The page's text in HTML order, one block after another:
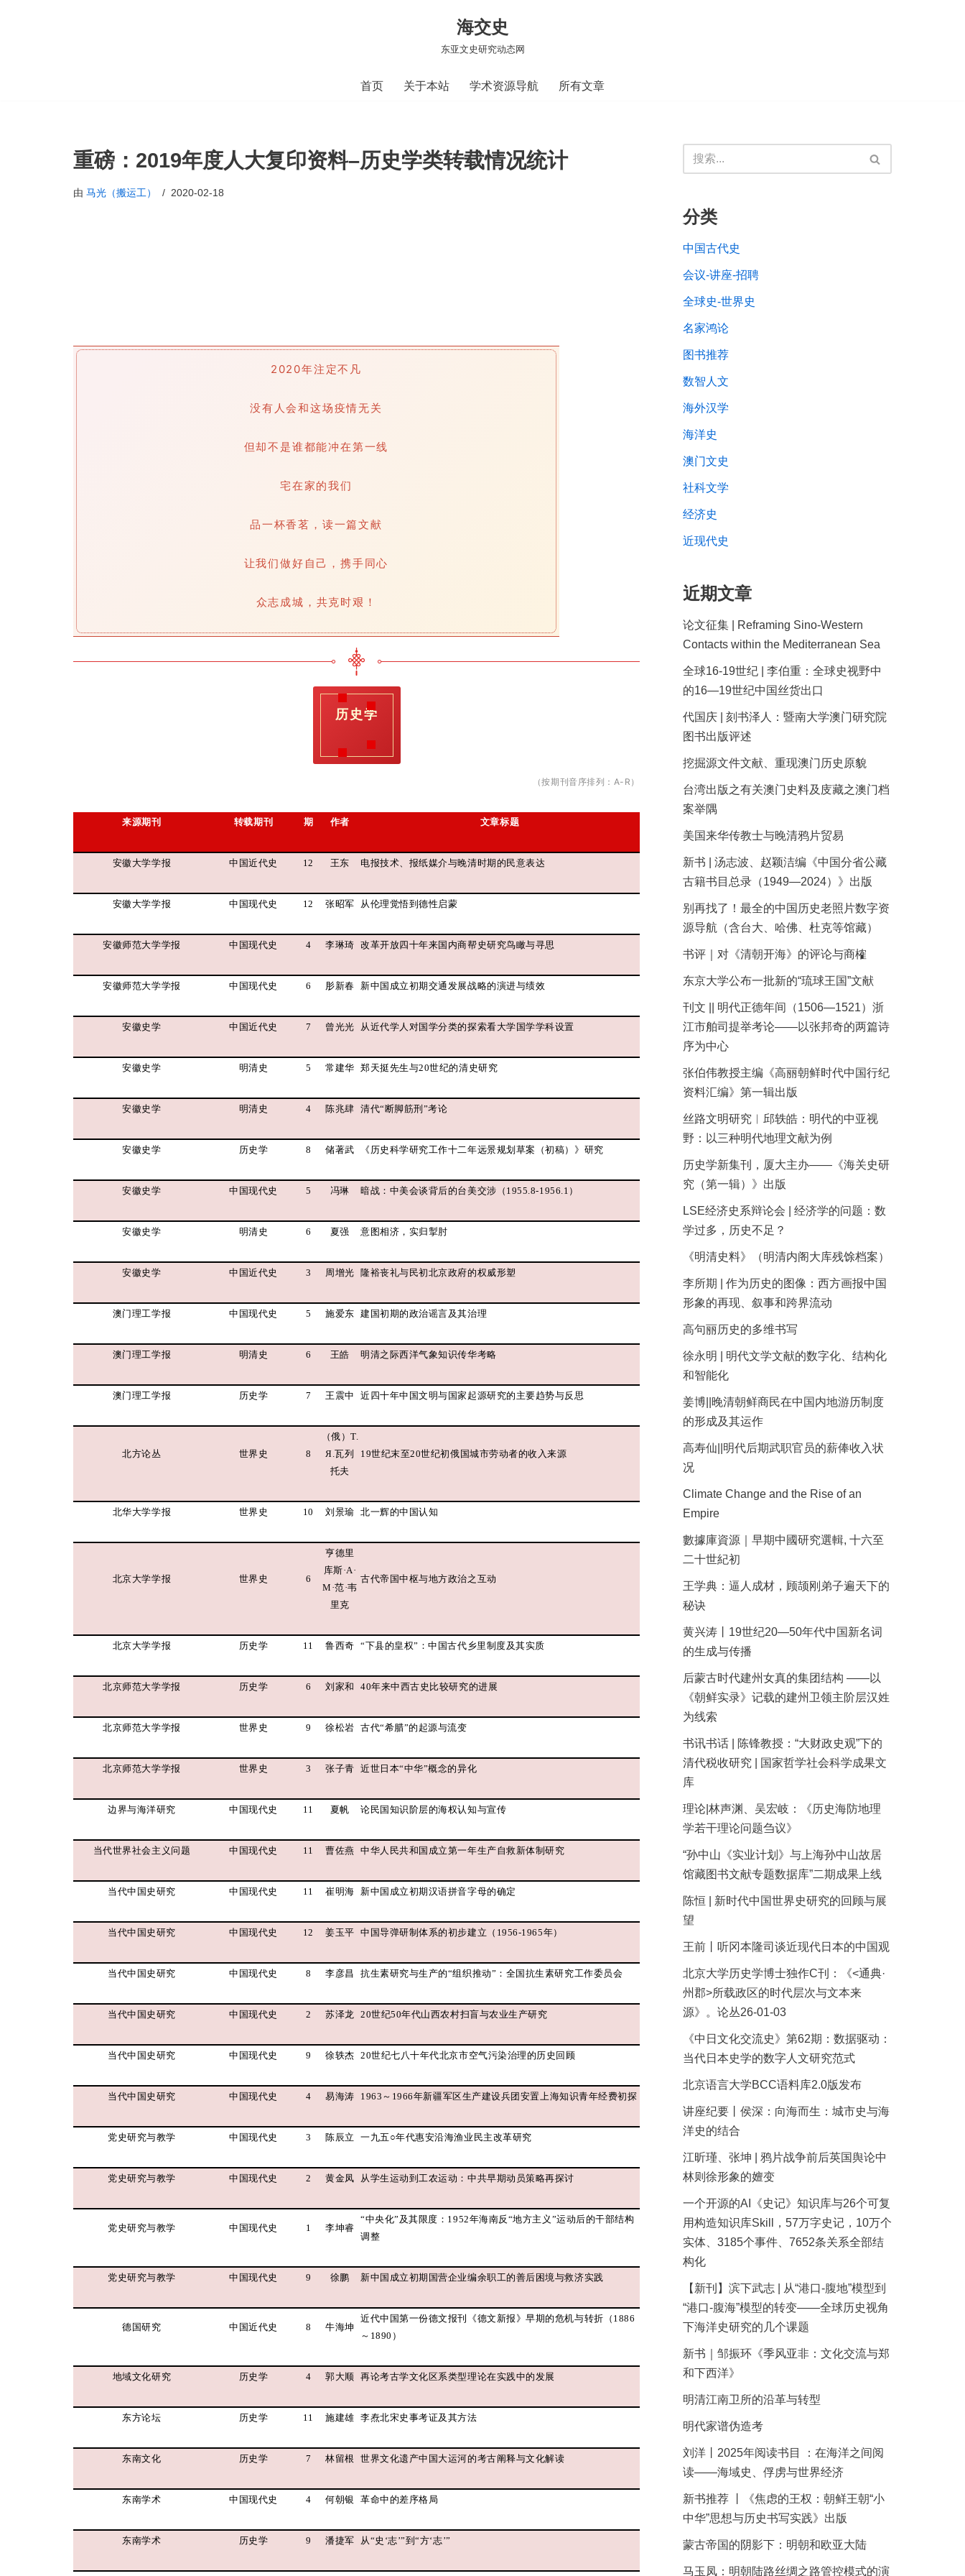
海交史
东亚文史研究动态网
首页 关于本站 学术资源导航 所有文章
重磅：2019年度人大复印资料–历史学类转载情况统计
由 马光（搬运工） 2020-02-18
2020年注定不凡
没有人会和这场疫情无关
但却不是谁都能冲在第一线
宅在家的我们
品一杯香茗，读一篇文献
让我们做好自己，携手同心
众志成城，共克时艰！
历史学
（按期刊音序排列：A-R）
来源期刊 转载期刊 期 作者 文章标题
安徽大学学报 中国近代史 12 王东 电报技术、报纸媒介与晚清时期的民意表达
安徽大学学报 中国现代史 12 张昭军 从伦理觉悟到德性启蒙
安徽师范大学学报 中国现代史 4 李琳琦 改革开放四十年来国内商帮史研究鸟瞰与寻思
安徽师范大学学报 中国现代史 6 肜新春 新中国成立初期交通发展战略的演进与绩效
安徽史学 中国近代史 7 曾光光 从近代学人对国学分类的探索看大学国学学科设置
安徽史学 明清史 5 常建华 郑天挺先生与20世纪的清史研究
安徽史学 明清史 4 陈兆肆 清代“断脚筋刑”考论
安徽史学 历史学 8 储著武 《历史科学研究工作十二年远景规划草案（初稿）》研究
安徽史学 中国现代史 5 冯琳 暗战：中美会谈背后的台美交涉（1955.8-1956.1）
安徽史学 明清史 6 夏强 意图相济，实归掣肘
安徽史学 中国近代史 3 周增光 隆裕丧礼与民初北京政府的权威形塑
澳门理工学报 中国现代史 5 施爱东 建国初期的政治谣言及其治理
澳门理工学报 明清史 6 王皓 明清之际西洋气象知识传华考略
澳门理工学报 历史学 7 王震中 近四十年中国文明与国家起源研究的主要趋势与反思
北方论丛 世界史 8
（俄）Т.
Я.瓦列
托夫
19世纪末至20世纪初俄国城市劳动者的收入来源
北华大学学报 世界史 10 刘景瑜 北一辉的中国认知
北京大学学报 世界史 6
亨德里
库斯·A·
M·范·韦
里克
古代帝国中枢与地方政治之互动
北京大学学报 历史学 11 鲁西奇 “下县的皇权”：中国古代乡里制度及其实质
北京师范大学学报 历史学 6 刘家和 40年来中西古史比较研究的进展
北京师范大学学报 世界史 9 徐松岩 古代“希腊”的起源与流变
北京师范大学学报 世界史 3 张子青 近世日本“中华”概念的异化
边界与海洋研究 中国现代史 11 夏帆 论民国知识阶层的海权认知与宣传
当代世界社会主义问题 中国现代史 11 曹佐燕 中华人民共和国成立第一年生产自救新体制研究
当代中国史研究 中国现代史 11 崔明海 新中国成立初期汉语拼音字母的确定
当代中国史研究 中国现代史 12 姜玉平 中国导弹研制体系的初步建立（1956-1965年）
当代中国史研究 中国现代史 8 李彦昌 抗生素研究与生产的“组织推动”：全国抗生素研究工作委员会
当代中国史研究 中国现代史 2 苏泽龙 20世纪50年代山西农村扫盲与农业生产研究
当代中国史研究 中国现代史 9 徐轶杰 20世纪七八十年代北京市空气污染治理的历史回顾
当代中国史研究 中国现代史 4 易海涛 1963～1966年新疆军区生产建设兵团安置上海知识青年经费初探
党史研究与教学 中国现代史 3 陈辰立 一九五○年代惠安沿海渔业民主改革研究
党史研究与教学 中国现代史 2 黄金凤 从学生运动到工农运动：中共早期动员策略再探讨
党史研究与教学 中国现代史 1 李坤睿
“中央化”及其限度：1952年海南反“地方主义”运动后的干部结构
调整
党史研究与教学 中国现代史 9 徐鹏 新中国成立初期国营企业编余职工的善后困境与救济实践
德国研究 中国近代史 8 牛海坤
近代中国第一份德文报刊《德文新报》早期的危机与转折（1886
～1890）
地域文化研究 历史学 4 郭大顺 再论考古学文化区系类型理论在实践中的发展
东方论坛 历史学 11 施建雄 李焘北宋史事考证及其方法
东南文化 历史学 7 林留根 世界文化遗产中国大运河的考古阐释与文化解读
东南学术 中国现代史 4 何朝银 革命中的差序格局
东南学术 历史学 9 潘捷军 从“史‘志’”到“方‘志’”
分类
中国古代史
会议-讲座-招聘
全球史-世界史
名家鸿论
图书推荐
数智人文
海外汉学
海洋史
澳门文史
社科文学
经济史
近现代史
近期文章
论文征集 | Reframing Sino-Western
Contacts within the Mediterranean Sea
全球16-19世纪 | 李伯重：全球史视野中
的16—19世纪中国丝货出口
代国庆 | 刻书泽人：暨南大学澳门研究院
图书出版评述
挖掘源文件文献、重现澳门历史原貌
台湾出版之有关澳门史料及庋藏之澳门档
案举隅
美国来华传教士与晚清鸦片贸易
新书 | 汤志波、赵颖洁编《中国分省公藏
古籍书目总录（1949—2024）》出版
别再找了！最全的中国历史老照片数字资
源导航（含台大、哈佛、杜克等馆藏）
书评｜对《清朝开海》的评论与商榷
东京大学公布一批新的“琉球王国”文献
刊文 || 明代正德年间（1506—1521）浙
江市舶司提举考论——以张邦奇的两篇诗
序为中心
张伯伟教授主编《高丽朝鲜时代中国行纪
资料汇编》第一辑出版
丝路文明研究︱邱轶皓：明代的中亚视
野：以三种明代地理文献为例
历史学新集刊，厦大主办——《海关史研
究（第一辑）》出版
LSE经济史系辩论会 | 经济学的问题：数
学过多，历史不足？
《明清史料》（明清内阁大库残馀档案）
李所期 | 作为历史的图像：西方画报中国
形象的再现、叙事和跨界流动
高句丽历史的多维书写
徐永明 | 明代文学文献的数字化、结构化
和智能化
姜博||晚清朝鲜商民在中国内地游历制度
的形成及其运作
高寿仙||明代后期武职官员的薪俸收入状
况
Climate Change and the Rise of an
Empire
數據庫資源｜早期中國研究選輯, 十六至
二十世紀初
王学典：逼人成材，顾颉刚弟子遍天下的
秘诀
黄兴涛丨19世纪20—50年代中国新名词
的生成与传播
后蒙古时代建州女真的集团结构 ——以
《朝鲜实录》记载的建州卫领主阶层汉姓
为线索
书讯书话 | 陈锋教授：“大财政史观”下的
清代税收研究 | 国家哲学社会科学成果文
库
理论|林声渊、吴宏岐：《历史海防地理
学若干理论问题刍议》
“孙中山《实业计划》与上海孙中山故居
馆藏图书文献专题数据库”二期成果上线
陈恒 | 新时代中国世界史研究的回顾与展
望
王前丨听冈本隆司谈近现代日本的中国观
北京大学历史学博士独作C刊：《<通典·
州郡>所载政区的时代层次与文本来
源》。论丛26-01-03
《中日文化交流史》第62期：数据驱动：
当代日本史学的数字人文研究范式
北京语言大学BCC语料库2.0版发布
讲座纪要丨侯深：向海而生：城市史与海
洋史的结合
江昕瑾、张坤 | 鸦片战争前后英国舆论中
林则徐形象的嬗变
一个开源的AI《史记》知识库与26个可复
用构造知识库Skill，57万字史记，10万个
实体、3185个事件、7652条关系全部结
构化
【新刊】滨下武志 | 从“港口-腹地”模型到
“港口-腹海”模型的转变——全球历史视角
下海洋史研究的几个课题
新书｜邹振环《季风亚非：文化交流与郑
和下西洋》
明清江南卫所的沿革与转型
明代家谱伪造考
刘洋丨2025年阅读书目 ：在海洋之间阅
读——海域史、俘虏与世界经济
新书推荐 丨《焦虑的王权：朝鲜王朝“小
中华”思想与历史书写实践》出版
蒙古帝国的阴影下：明朝和欧亚大陆
马玉凤：明朝陆路丝绸之路管控模式的演